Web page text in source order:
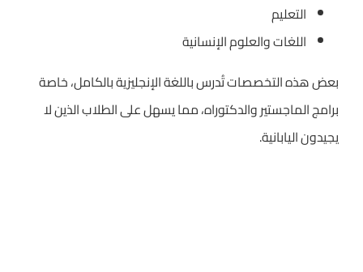
التعليم
اللغات والعلوم الإنسانية
بعض هذه التخصصات تُدرس باللغة الإنجليزية بالكامل، خاصة
برامج الماجستير والدكتوراه، مما يسهل على الطلاب الذين لا
يجيدون اليابانية.